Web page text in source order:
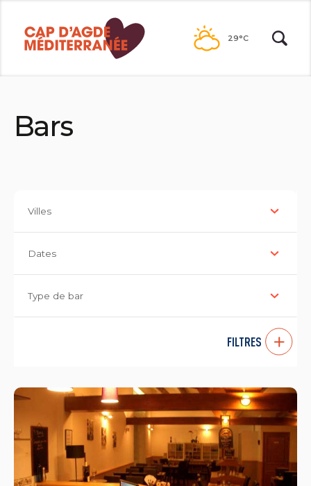
contenu
29°C
Bars
Villes
Dates
Type de bar
FILTRES